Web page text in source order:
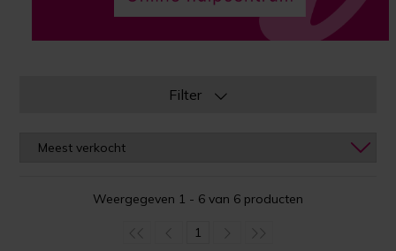
Filter
Weergegeven 1 - 6 van 6 producten
1